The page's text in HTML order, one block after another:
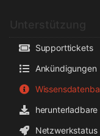
Supporttickets
Ankündigungen
herunterladbare
Netzwerkstatus